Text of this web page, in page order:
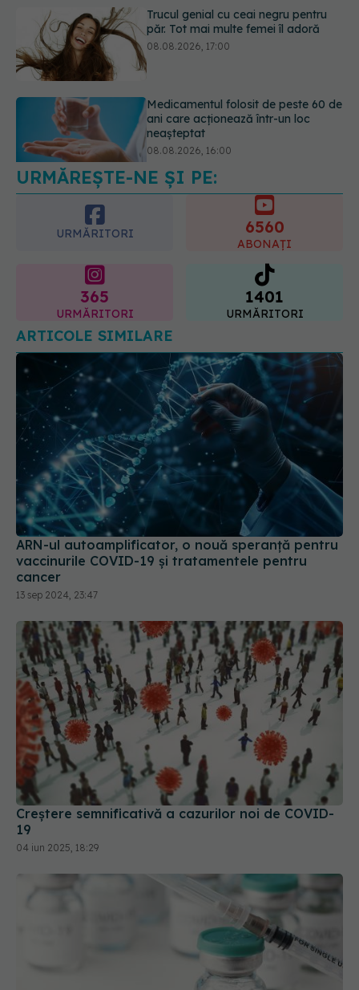
Medicamentul folosit de peste 60 de
ani care acționează într-un loc
neașteptat
Transpirații nocturne: semnul ignorat
care poate ascunde probleme
serioase de sănătate
08.08.2026, 20:00
URMĂREȘTE-NE ȘI PE:
URMĂRITORI 6560
ABONAȚI
365
URMĂRITORI
1401
URMĂRITORI
ARTICOLE SIMILARE
ARN-ul autoamplificator, o nouă speranță pentru
vaccinurile COVID-19 și tratamentele pentru
cancer
13 sep 2024, 23:47
Creștere semnificativă a cazurilor noi de COVID-
19
04 iun 2025, 18:29